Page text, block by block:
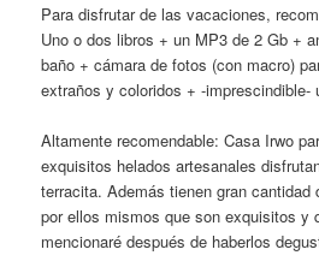
Para disfrutar de las vacaciones,
Uno o dos libros + un MP3 de 2 Gb +
baño + cámara de fotos (con macro)
extraños y coloridos + -imprescindible-
Altamente recomendable: Casa Irwo
exquisitos helados artesanales
terracita. Además tienen gran cantidad
por ellos mismos que son exquisitos y
mencionaré después de haberlos